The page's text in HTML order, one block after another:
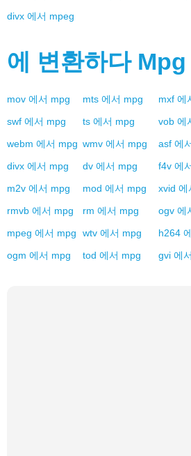
divx 에서 mpeg
에 변환하다 Mpg
mov 에서 mpg mts 에서 mpg mxf 에
swf 에서 mpg ts 에서 mpg vob 에
webm 에서 mpg wmv 에서 mpg asf 에
divx 에서 mpg dv 에서 mpg f4v 에
m2v 에서 mpg mod 에서 mpg xvid 에
rmvb 에서 mpg rm 에서 mpg ogv 에
mpeg 에서 mpg wtv 에서 mpg h264
ogm 에서 mpg tod 에서 mpg gvi 에서